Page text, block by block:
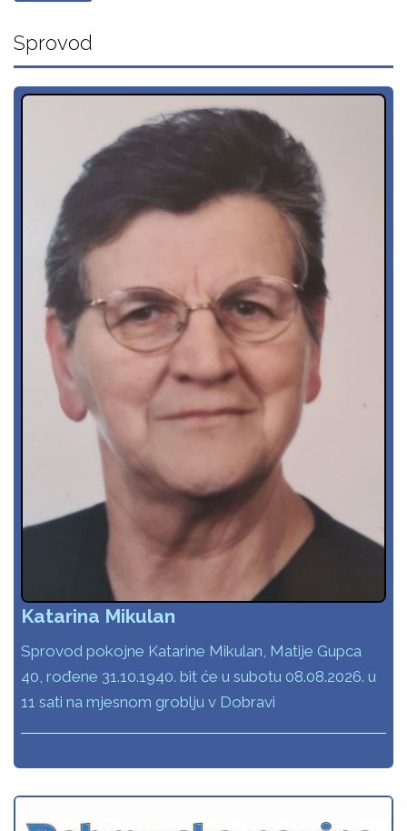
Sprovod
Katarina Mikulan
Sprovod pokojne Katarine Mikulan, Matije Gupca
40, rođene 31.10.1940. bit će u subotu 08.08.2026. u
11 sati na mjesnom groblju v Dobravi